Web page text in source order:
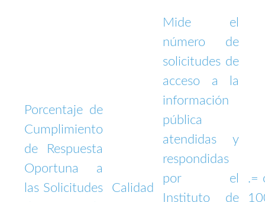
Porcentaje de
Cumplimiento
de Respuesta
Oportuna a
las Solicitudes
Calidad
Mide el
número de
solicitudes de
acceso a la
información
pública
atendidas y
respondidas
por el
Instituto de
.=